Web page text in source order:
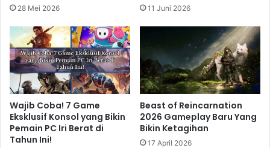
28 Mei 2026 11 Juni 2026
Wajib Coba! 7 Game
Eksklusif Konsol yang Bikin
Pemain PC Iri Berat di
Tahun Ini!
Beast of Reincarnation
2026 Gameplay Baru Yang
Bikin Ketagihan
17 April 2026